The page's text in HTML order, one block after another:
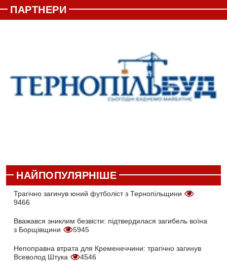
ПАРТНЕРИ
НАЙПОПУЛЯРНІШЕ
Трагічно загинув юний футболіст з Тернопільщини
9466
Вважався зниклим безвісти: підтвердилася загибель воїна
з Борщівщини
5945
Непоправна втрата для Кременеччини: трагічно загинув
Всеволод Штука
4546